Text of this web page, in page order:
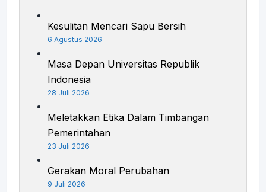
Kesulitan Mencari Sapu Bersih
6 Agustus 2026
Masa Depan Universitas Republik
Indonesia
28 Juli 2026
Meletakkan Etika Dalam Timbangan
Pemerintahan
23 Juli 2026
Gerakan Moral Perubahan
9 Juli 2026